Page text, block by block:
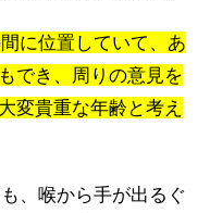
に位置していて、あ
でき、周りの意見を
変貴重な年齢と考え
、喉から手が出るぐ